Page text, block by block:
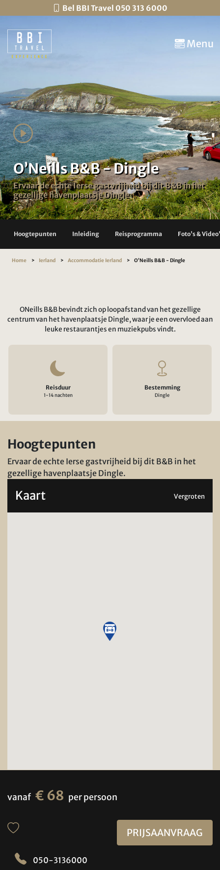
Bel BBI Travel 050 313 6000
Menu
O’Neills B&B - Dingle
Ervaar de echte Ierse gastvrijheid bij dit B&B in het
gezellige havenplaatsje Dingle
Hoogtepunten Inleiding Reisprogramma Foto's &
Home Ierland Accommodatie Ierland O’Neills B&B - Dingle
ONeills B&B bevindt zich op loopafstand van het gezellige
centrum van het havenplaatsje Dingle, waar je een overvloed aan
leuke restaurantjes en muziekpubs vindt.
Reisduur
1-14 nachten
Bestemming
Dingle
Hoogtepunten
Ervaar de echte Ierse gastvrijheid bij dit B&B in het
gezellige havenplaatsje Dingle.
Kaart Vergroten
vanaf € 68 per persoon
PRIJSAANVRAAG
050-3136000